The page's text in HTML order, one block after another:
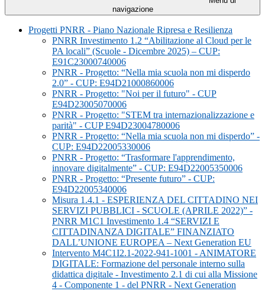
navigazione
Progetti PNRR - Piano Nazionale Ripresa e Resilienza
PNRR Investimento 1.2 “Abilitazione al Cloud per le
PA locali” (Scuole - Dicembre 2025) – CUP:
E91C23000740006
PNRR - Progetto: “Nella mia scuola non mi disperdo
2.0” - CUP: E94D21000860006
PNRR - Progetto: "Noi per il futuro" - CUP
E94D23005070006
PNRR - Progetto: "STEM tra internazionalizzazione e
parità" - CUP E94D23004780006
PNRR - Progetto: “Nella mia scuola non mi disperdo” -
CUP: E94D22005330006
PNRR - Progetto: “Trasformare l'apprendimento,
innovare digitalmente” - CUP: E94D22005350006
PNRR - Progetto: “Presente futuro” - CUP:
E94D22005340006
Misura 1.4.1 - ESPERIENZA DEL CITTADINO NEI
SERVIZI PUBBLICI - SCUOLE (APRILE 2022)” -
PNRR M1C1 Investimento 1.4 “SERVIZI E
CITTADINANZA DIGITALE” FINANZIATO
DALL’UNIONE EUROPEA – Next Generation EU
Intervento M4C1I2.1-2022-941-1001 - ANIMATORE
DIGITALE: Formazione del personale interno sulla
didattica digitale - Investimento 2.1 di cui alla Missione
4 - Componente 1 - del PNRR - Next Generation